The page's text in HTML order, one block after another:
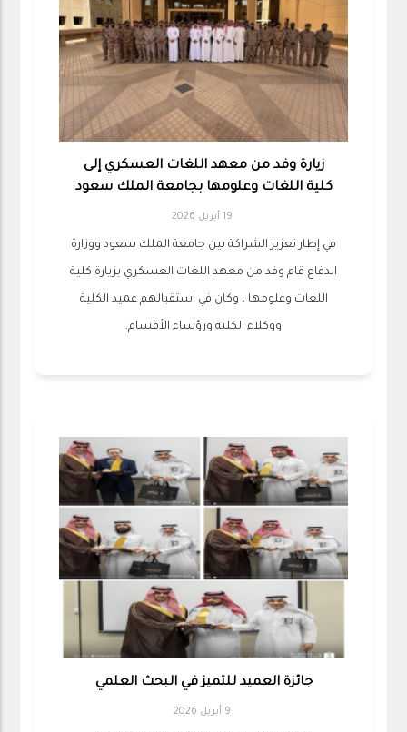
زيارة وفد من معهد اللغات العسكري إلى
كلية اللغات وعلومها بجامعة الملك سعود
19 أبريل 2026
في إطار تعزيز الشراكة بين جامعة الملك سعود ووزارة
الدفاع قام وفد من معهد اللغات العسكري بزيارة كلية
اللغات وعلومها ، وكان في استقبالهم عميد الكلية
ووكلاء الكلية ورؤساء الأقسام.
جائزة العميد للتميز في البحث العلمي
9 أبريل 2026